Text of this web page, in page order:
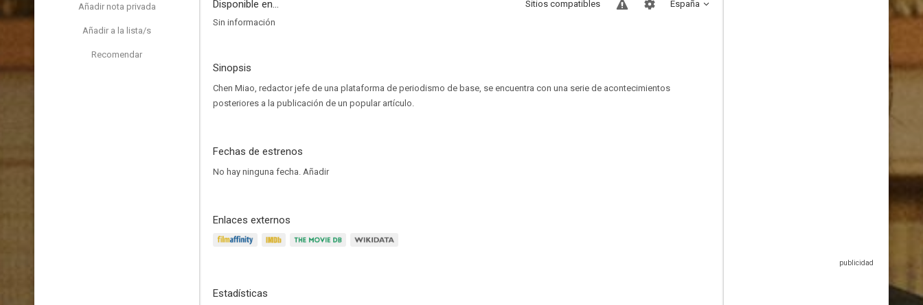
Añadir nota privada
Añadir a la lista/s
Recomendar
Disponible en... España
Sitios compatibles
Sin información
Sinopsis
Chen Miao, redactor jefe de una plataforma de periodismo de base, se encuentra con una serie de acontecimientos
posteriores a la publicación de un popular artículo.
Fechas de estrenos
No hay ninguna fecha. Añadir
Enlaces externos
Estadísticas